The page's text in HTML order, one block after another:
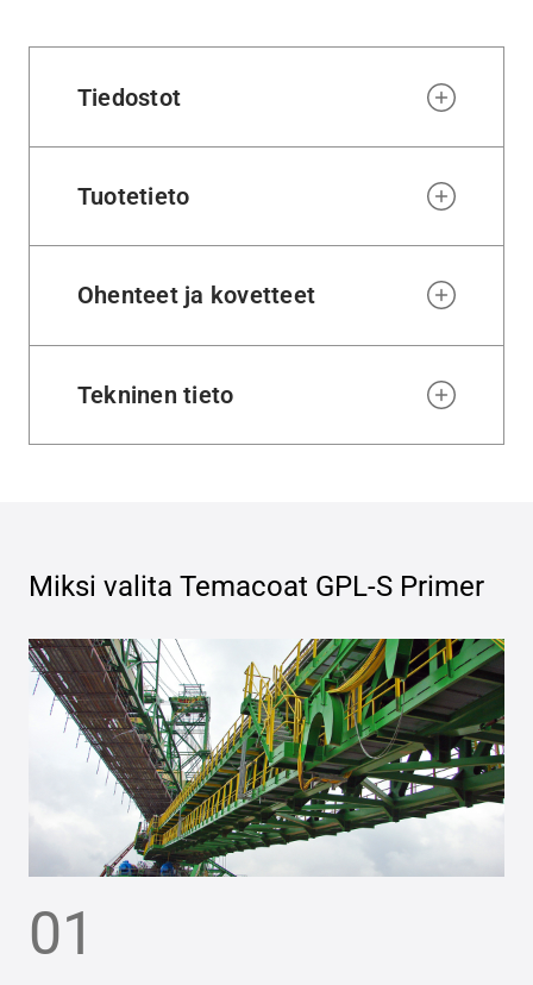
Tiedostot
Tuotetieto
Ohenteet ja kovetteet
Tekninen tieto
Miksi valita Temacoat GPL-S Primer
01